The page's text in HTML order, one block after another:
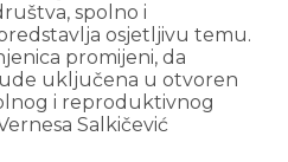
spolno i
osjetljivu temu.
promijeni, da
uključena u otvoren
i reproduktivnog
Salkičević